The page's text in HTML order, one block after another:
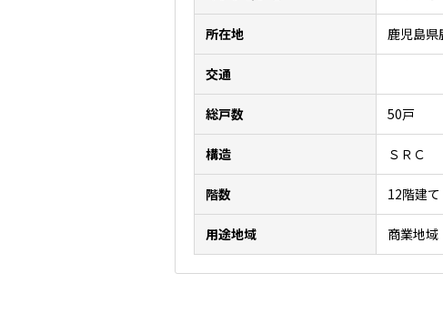
所在地 鹿児島県
交通
総戸数 50戸
構造 ＳＲＣ
階数 12階建て
用途地域 商業地域